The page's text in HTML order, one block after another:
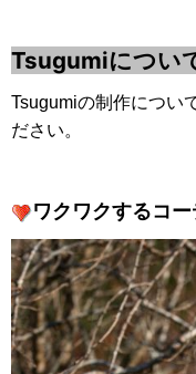
Tsugumiについ
Tsugumiの制作につい
ださい。
ワクワクするコ